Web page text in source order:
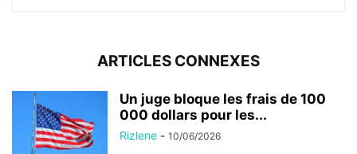
ARTICLES CONNEXES
Un juge bloque les frais de 100
000 dollars pour les...
Rizlene - 10/06/2026